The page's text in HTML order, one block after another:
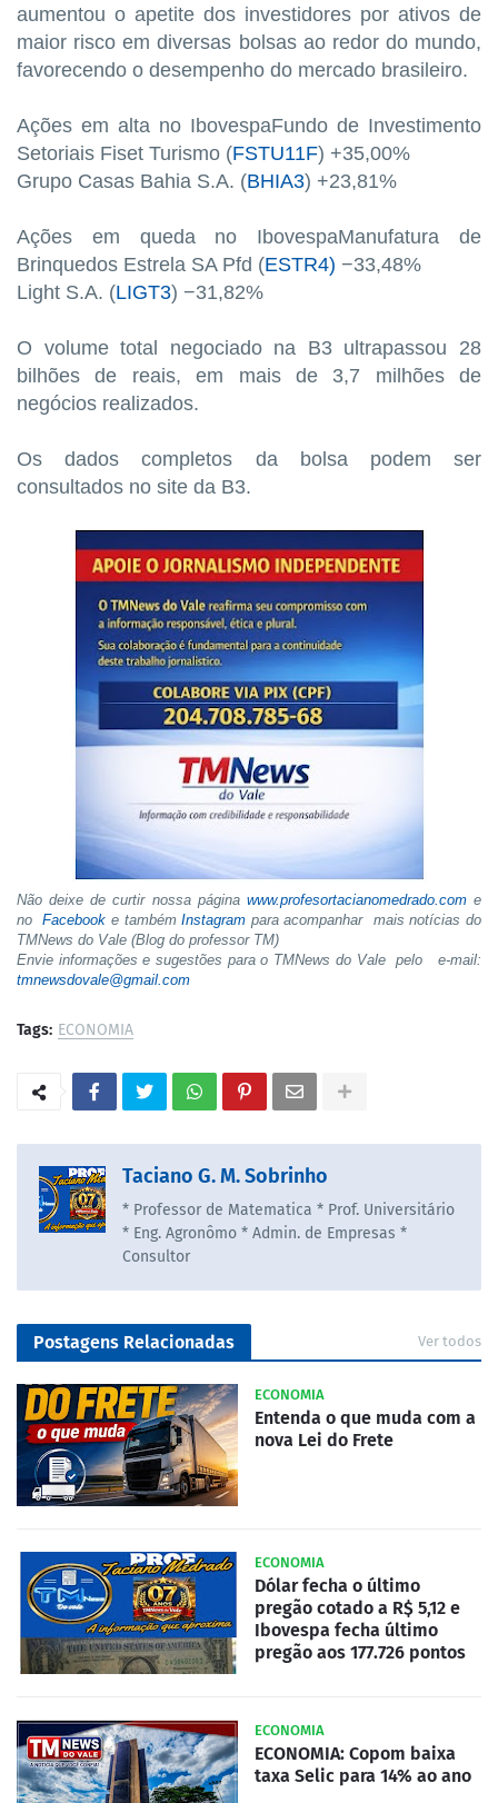
aumentou o apetite dos investidores por ativos de
maior risco em diversas bolsas ao redor do mundo,
favorecendo o desempenho do mercado brasileiro.
Ações em alta no IbovespaFundo de Investimento
Setoriais Fiset Turismo (FSTU11F) +35,00%
Grupo Casas Bahia S.A. (BHIA3) +23,81%
Ações em queda no IbovespaManufatura de
Brinquedos Estrela SA Pfd (ESTR4) −33,48%
Light S.A. (LIGT3) −31,82%
O volume total negociado na B3 ultrapassou 28
bilhões de reais, em mais de 3,7 milhões de
negócios realizados.
Os dados completos da bolsa podem ser
consultados no site da B3.
Não deixe de curtir nossa página www.profesortacianomedrado.come
noFacebook e tambémInstagram para acompanhar mais notícias do
TMNews do Vale (Blog do professor TM)
Envie informações e sugestões para o TMNews do Vale pelo e-mail:
tmnewsdovale@gmail.com
Tags: ECONOMIA
Taciano G. M. Sobrinho
* Professor de Matematica * Prof. Universitário
* Eng. Agronômo * Admin. de Empresas *
Consultor
Postagens Relacionadas Ver todos
ECONOMIA
Entenda o que muda com a
nova Lei do Frete
ECONOMIA
Dólar fecha o último
pregão cotado a R$ 5,12 e
Ibovespa fecha último
pregão aos 177.726 pontos
ECONOMIA
ECONOMIA: Copom baixa
taxa Selic para 14% ao ano